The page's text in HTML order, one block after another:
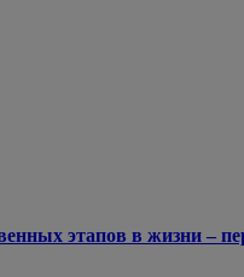
этапов в жизни –